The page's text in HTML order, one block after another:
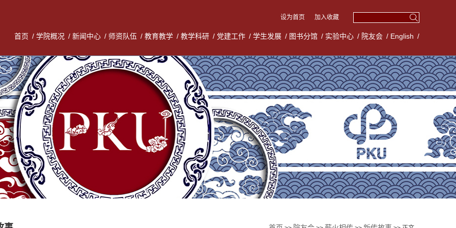
设为首页 加入收藏
首页 / 学院概况 / 新闻中心 / 师资队伍 / 教育教学 / 教学科研 / 党建工作 / 学生发展 / 图书分馆 / 实验中心 / 院友会 / English /